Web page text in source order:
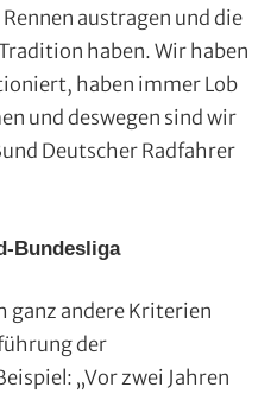
austragen und die
haben. Wir haben
haben immer Lob
und deswegen sind wir
Deutscher Radfahrer
Bundesliga
ganz andere Kriterien
der
„Vor zwei Jahren